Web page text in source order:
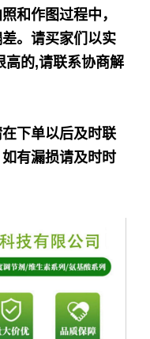
和作图过程中，
。请买家们以实
高的,请联系协商解
下单以后及时联
有漏损请及时时